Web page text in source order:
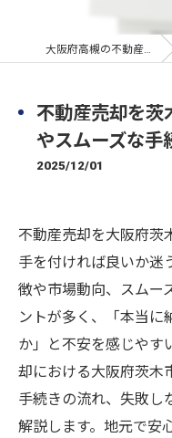
大阪府高槻の不動産なら上中ハウジング株式会社
不動産売却を茨
やスムーズな手
2025/12/01
不動産売却を大阪府茨
手を付ければ良いか迷
徴や市場動向、スムー
ントが多く、「本当に
か」と不安を感じやす
却における大阪府茨木
手続きの流れ、失敗し
解説します。地元で安